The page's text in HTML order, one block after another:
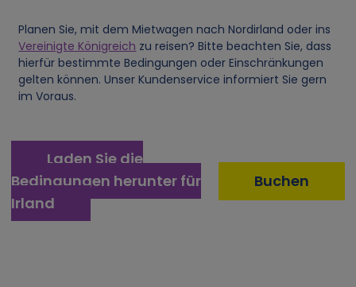
Planen Sie, mit dem Mietwagen nach Nordirland oder ins
Vereinigte Königreich zu reisen? Bitte beachten Sie, dass
hierfür bestimmte Bedingungen oder Einschränkungen
gelten können. Unser Kundenservice informiert Sie gern
im Voraus.
Laden Sie die
Bedingungen herunter für
Irland
Buchen
o
n
e
n
b
e